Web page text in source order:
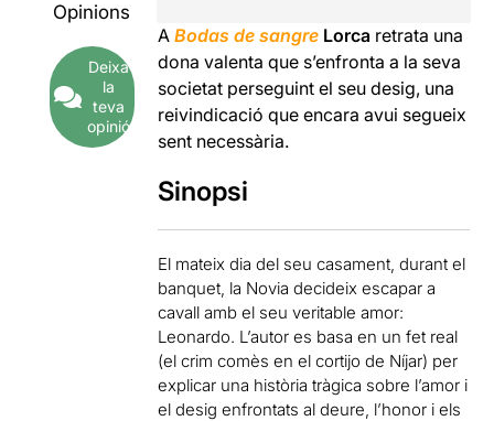
Opinions
Deixa
la
teva
opinió
ABodas de sangre Lorca retrata una
dona valenta que s’enfronta a la seva
societat perseguint el seu desig, una
reivindicació que encara avui segueix
sent necessària.
Sinopsi
El mateix dia del seu casament, durant el
banquet, la Novia decideix escapar a
cavall amb el seu veritable amor:
Leonardo. L’autor es basa en un fet real
(el crim comès en el cortijo de Níjar) per
explicar una història tràgica sobre l’amor i
el desig enfrontats al deure, l’honor i els